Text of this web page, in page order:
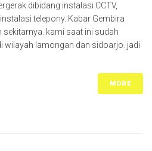
dibidang instalasi CCTV,
telepony. Kabar Gembira
kami saat ini sudah
wilayah lamongan dan sidoarjo. jadi
MORE